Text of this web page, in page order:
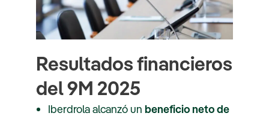
Resultados financieros
del 9M 2025
Iberdrola alcanzó un beneficio neto de